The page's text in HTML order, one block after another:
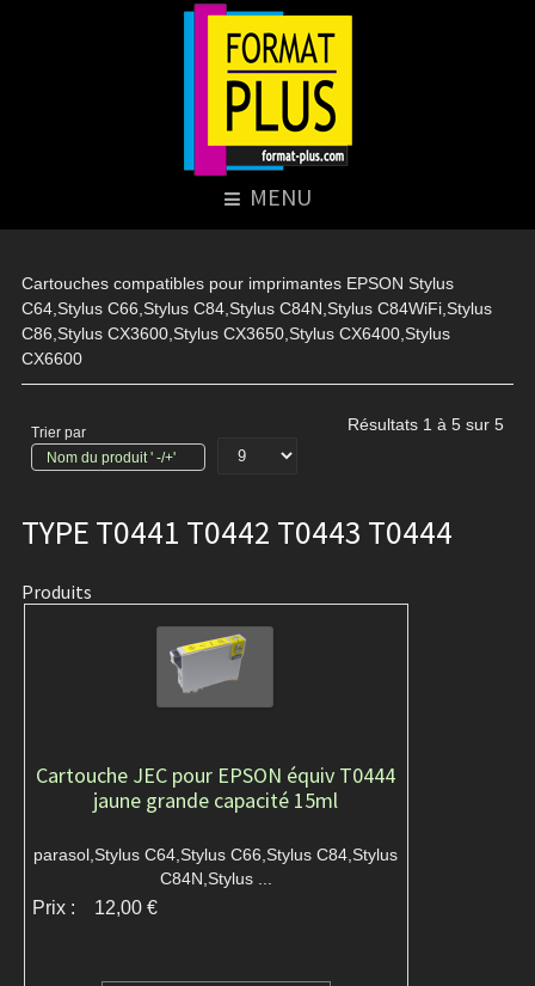
MENU
Cartouches compatibles pour imprimantes EPSON Stylus
C64,Stylus C66,Stylus C84,Stylus C84N,Stylus C84WiFi,Stylus
C86,Stylus CX3600,Stylus CX3650,Stylus CX6400,Stylus
CX6600
Trier par
Nom du produit ' -/+'
Résultats 1 à 5 sur 5
TYPE T0441 T0442 T0443 T0444
Produits
Cartouche JEC pour EPSON équiv T0444
jaune grande capacité 15ml
parasol,Stylus C64,Stylus C66,Stylus C84,Stylus
C84N,Stylus ...
Prix : 12,00 €